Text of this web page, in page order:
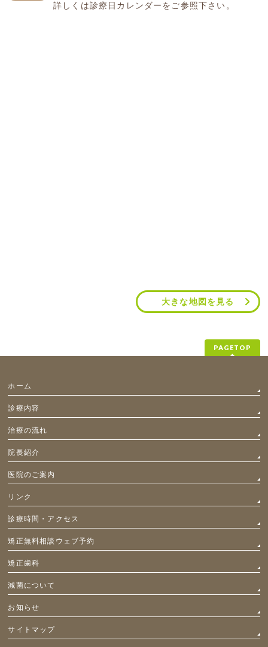
詳しくは診療日カレンダーをご参照下さい。
大きな地図を見る
PAGETOP
ホーム
診療内容
治療の流れ
院長紹介
医院のご案内
リンク
診療時間・アクセス
矯正無料相談ウェブ予約
矯正歯科
減菌について
お知らせ
サイトマップ